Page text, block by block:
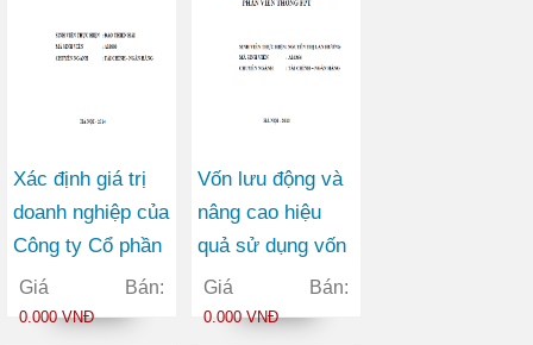
Xác định giá trị
doanh nghiệp của
Công ty Cổ phần
Thương mại
Châu Hưng
Giá Bán:
0.000 VNĐ
Vốn lưu động và
nâng cao hiệu
quả sử dụng vốn
lưu động tại Công
ty Cổ phần Viễn
Giá Bán:
0.000 VNĐ